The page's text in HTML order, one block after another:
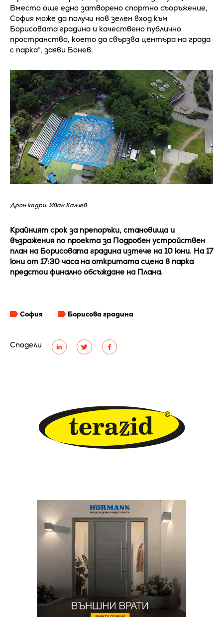
Сподели
Вместо още едно затворено спортно съоръжение,
София може да получи нов зелен вход към
Борисовата градина и качествено публично
пространство, което да свързва центъра на града
с парка“, заяви Бонев.
Дрон кадри: Иван Калчев
Крайният срок за препоръки, становища и
възражения по проекта за Подробен устройствен
план на Борисовата градина изтече на 10 юни. На 17
юни от 17:30 часа на откритата сцена в парка
предстои финално обсъждане на Плана.
София Борисова градина